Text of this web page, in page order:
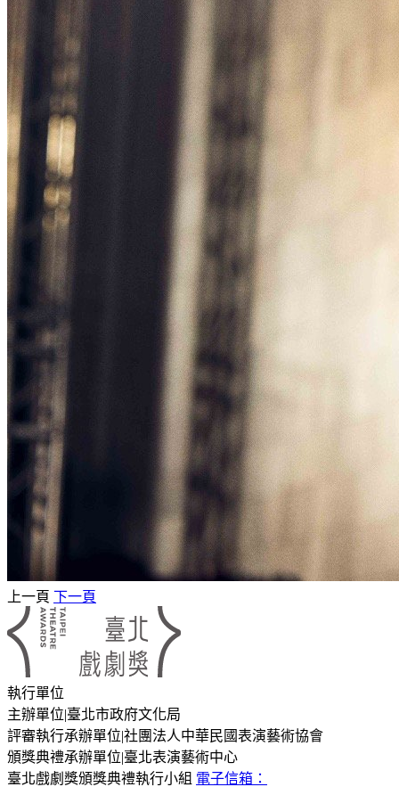
上一頁 下一頁
執行單位
主辦單位|臺北市政府文化局
評審執行承辦單位|社團法人中華民國表演藝術協會
頒獎典禮承辦單位|臺北表演藝術中心
臺北戲劇獎頒獎典禮執行小組 電子信箱：